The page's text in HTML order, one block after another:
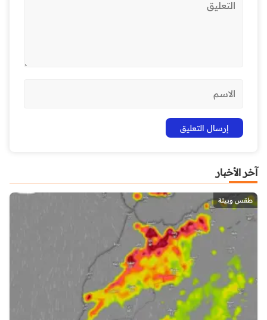
آخر الأخبار
طقس وبيئة